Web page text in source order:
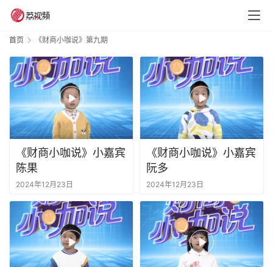
首页 《财商小咖说》第九期
《财商小咖说》小嘉宾
陈果
2024年12月23日
《财商小咖说》小嘉宾
阮多
2024年12月23日